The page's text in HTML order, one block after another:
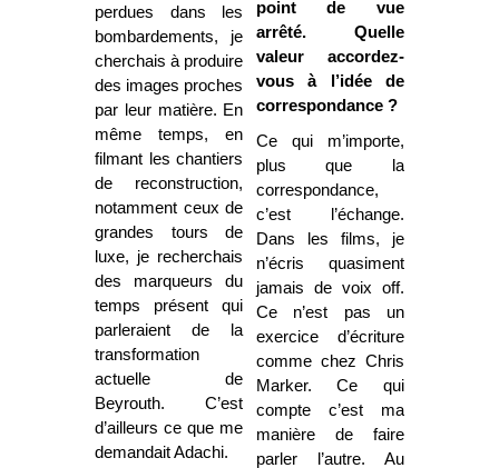
perdues dans les
bombardements, je
cherchais à produire
des images proches
par leur matière. En
même temps, en
filmant les chantiers
de reconstruction,
notamment ceux de
grandes tours de
luxe, je recherchais
des marqueurs du
temps présent qui
parleraient de la
transformation
actuelle de
Beyrouth. C’est
d’ailleurs ce que me
demandait Adachi.
point de vue
arrêté. Quelle
valeur accordez-
vous à l’idée de
correspondance ?
Ce qui m’importe,
plus que la
correspondance,
c’est l’échange.
Dans les films, je
n’écris quasiment
jamais de voix off.
Ce n’est pas un
exercice d’écriture
comme chez Chris
Marker. Ce qui
compte c’est ma
manière de faire
parler l’autre. Au